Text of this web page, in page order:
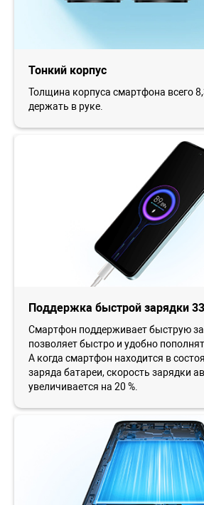
Тонкий корпус
Толщина корпуса смартфона всего
держать в руке.
Поддержка быстрой зарядки
Смартфон поддерживает быструю
позволяет быстро и удобно
А когда смартфон находится в
заряда батареи, скорость зарядки
увеличивается на 20 %.